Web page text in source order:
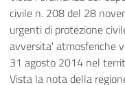
civile n. 208 del 28
urgenti di protezione
avversita' atmosferiche
31 agosto 2014 nel
Vista la nota della